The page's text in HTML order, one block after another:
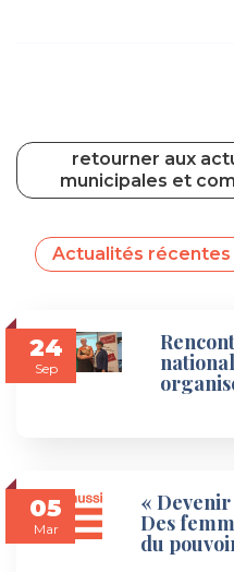
retourner aux
municipales et
Actualités
24
Sep
05
Mar
«
Des
du